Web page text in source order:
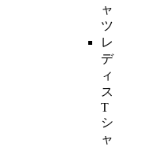
ャ
ツ
レ
デ
ィ
ス
T
シ
ャ